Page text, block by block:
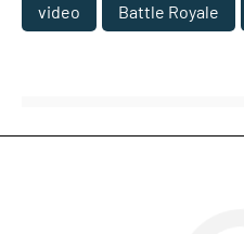
video Battle Royale